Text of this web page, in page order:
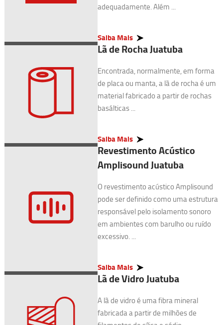
adequadamente. Além ...
Saiba Mais
Lã de Rocha Juatuba
Encontrada, normalmente, em forma
de placa ou manta, a lã de rocha é um
material fabricado a partir de rochas
basálticas ...
Saiba Mais
Revestimento Acústico
Amplisound Juatuba
O revestimento acústico Amplisound
pode ser definido como uma estrutura
responsável pelo isolamento sonoro
em ambientes com barulho ou ruído
excessivo. ...
Saiba Mais
Lã de Vidro Juatuba
A lã de vidro é uma fibra mineral
fabricada a partir de milhões de